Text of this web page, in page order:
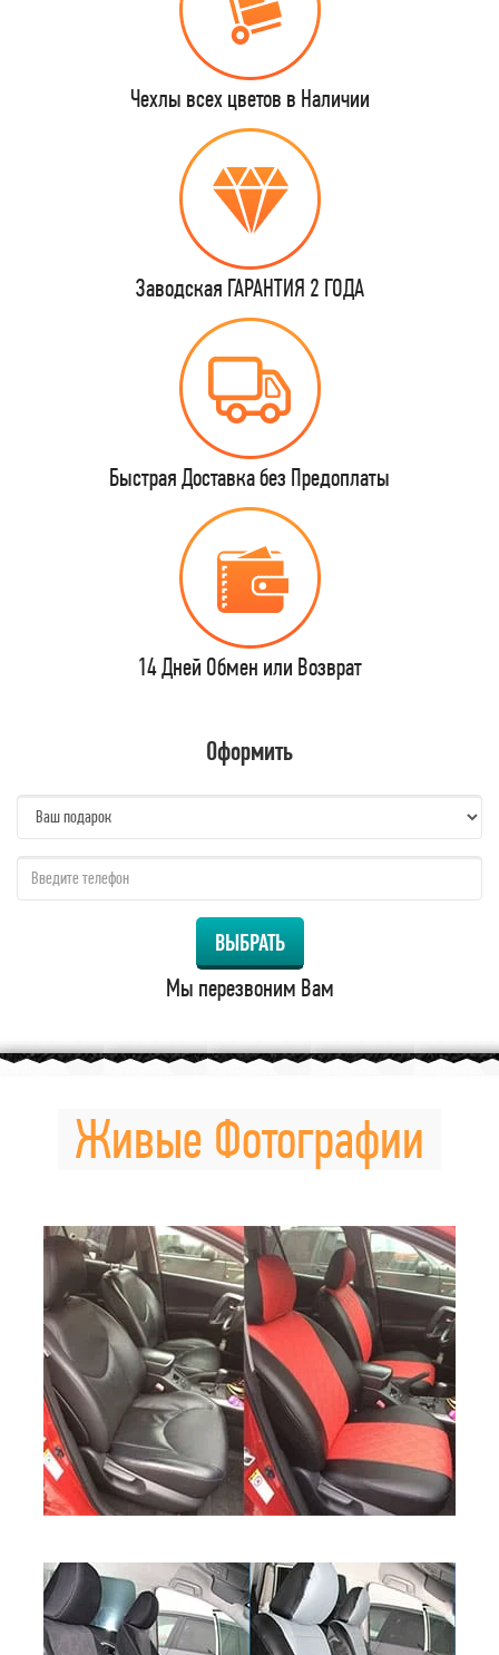
Чехлы всех цветов в Наличии
Заводская ГАРАНТИЯ 2 ГОДА
Быстрая Доставка без Предоплаты
14 Дней Обмен или Возврат
Оформить
ВЫБРАТЬ
Мы перезвоним Вам
Живые Фотографии